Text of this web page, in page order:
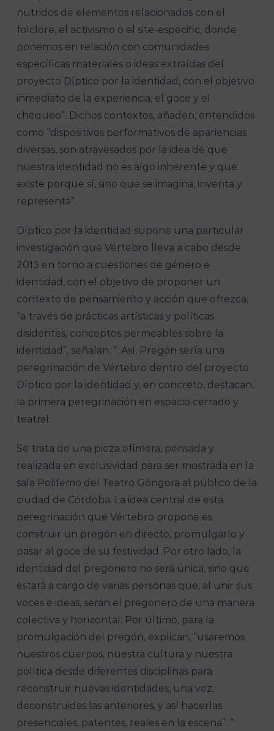
nutridos de elementos relacionados con el
folclore, el activismo o el site-especific, donde
ponemos en relación con comunidades
específicas materiales o ideas extraídas del
proyecto Díptico por la identidad, con el objetivo
inmediato de la experiencia, el goce y el
chequeo”. Dichos contextos, añaden, entendidos
como “dispositivos performativos de apariencias
diversas, son atravesados por la idea de que
nuestra identidad no es algo inherente y que
existe porque sí, sino que se imagina, inventa y
representa”.
Díptico por la identidad supone una particular
investigación que Vértebro lleva a cabo desde
2013 en torno a cuestiones de género e
identidad, con el objetivo de proponer un
contexto de pensamiento y acción que ofrezca,
“a través de prácticas artísticas y políticas
disidentes, conceptos permeables sobre la
identidad”, señalan. “. Así, Pregón sería una
peregrinación de Vértebro dentro del proyecto
Díptico por la identidad y, en concreto, destacan,
la primera peregrinación en espacio cerrado y
teatral.
Se trata de una pieza efímera, pensada y
realizada en exclusividad para ser mostrada en la
sala Polifemo del Teatro Góngora al público de la
ciudad de Córdoba. La idea central de esta
peregrinación que Vértebro propone es
construir un pregón en directo, promulgarlo y
pasar al goce de su festividad. Por otro lado, la
identidad del pregonero no será única, sino que
estará a cargo de varias personas que, al unir sus
voces e ideas, serán el pregonero de una manera
colectiva y horizontal. Por último, para la
promulgación del pregón, explican, “usaremos
nuestros cuerpos, nuestra cultura y nuestra
política desde diferentes disciplinas para
reconstruir nuevas identidades, una vez,
deconstruidas las anteriores, y así hacerlas
presenciales, patentes, reales en la escena”. “